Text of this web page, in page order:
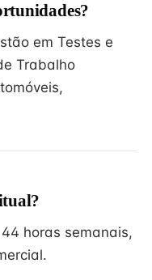
em Testes e
Trabalho
horas semanais,